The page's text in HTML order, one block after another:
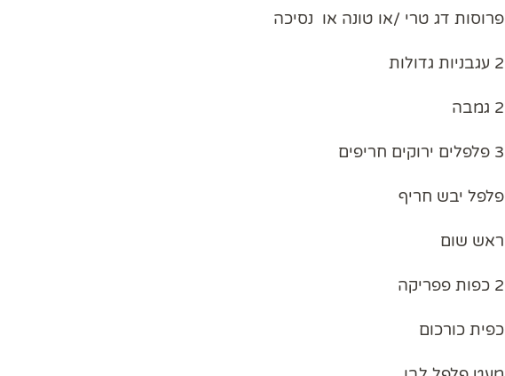
פרוסות דג טרי /או טונה או נסיכה
2 עגבניות גדולות
2 גמבה
3 פלפלים ירוקים חריפים
פלפל יבש חריף
ראש שום
2 כפות פפריקה
כפית כורכום